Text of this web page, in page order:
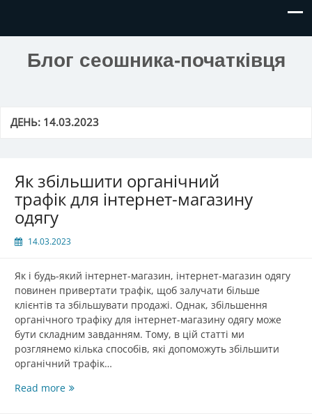
Блог сеошника-початківця
ДЕНЬ: 14.03.2023
Як збільшити органічний
трафік для інтернет-магазину
одягу
14.03.2023
Як і будь-який інтернет-магазин, інтернет-магазин одягу
повинен привертати трафік, щоб залучати більше
клієнтів та збільшувати продажі. Однак, збільшення
органічного трафіку для інтернет-магазину одягу може
бути складним завданням. Тому, в цій статті ми
розглянемо кілька способів, які допоможуть збільшити
органічний трафік…
Read moreЯк